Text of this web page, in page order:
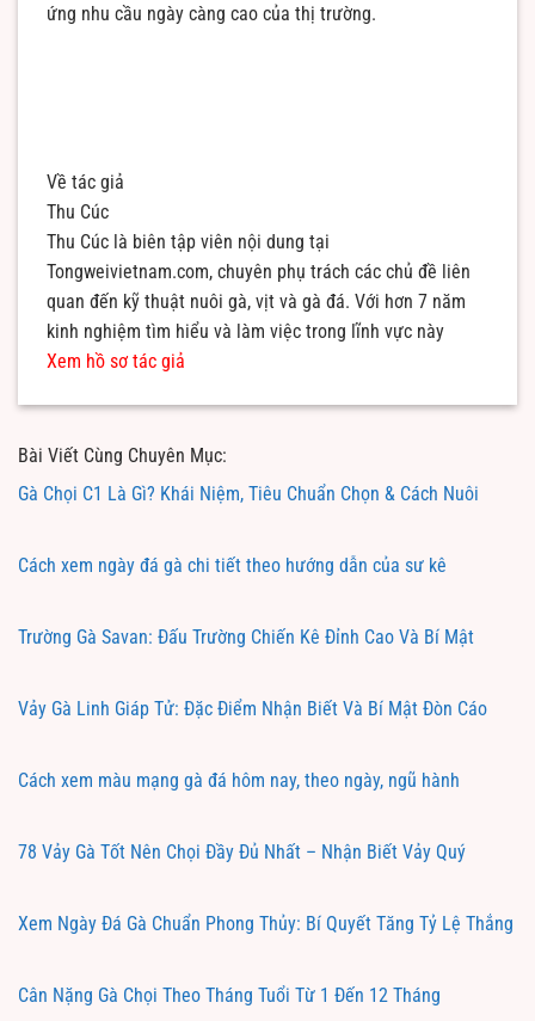
ứng nhu cầu ngày càng cao của thị trường.
Về tác giả
Thu Cúc
Thu Cúc là biên tập viên nội dung tại
Tongweivietnam.com, chuyên phụ trách các chủ đề liên
quan đến kỹ thuật nuôi gà, vịt và gà đá. Với hơn 7 năm
kinh nghiệm tìm hiểu và làm việc trong lĩnh vực này
Xem hồ sơ tác giả
Bài Viết Cùng Chuyên Mục:
Gà Chọi C1 Là Gì? Khái Niệm, Tiêu Chuẩn Chọn & Cách Nuôi
Cách xem ngày đá gà chi tiết theo hướng dẫn của sư kê
Trường Gà Savan: Đấu Trường Chiến Kê Đỉnh Cao Và Bí Mật
Vảy Gà Linh Giáp Tử: Đặc Điểm Nhận Biết Và Bí Mật Đòn Cáo
Cách xem màu mạng gà đá hôm nay, theo ngày, ngũ hành
78 Vảy Gà Tốt Nên Chọi Đầy Đủ Nhất – Nhận Biết Vảy Quý
Xem Ngày Đá Gà Chuẩn Phong Thủy: Bí Quyết Tăng Tỷ Lệ Thắng
Cân Nặng Gà Chọi Theo Tháng Tuổi Từ 1 Đến 12 Tháng